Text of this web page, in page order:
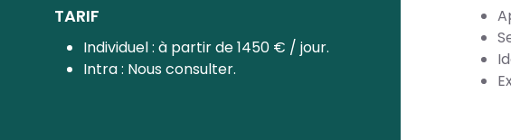
TARIF
Individuel : à partir de 1450 € / jour.
Intra : Nous consulter.